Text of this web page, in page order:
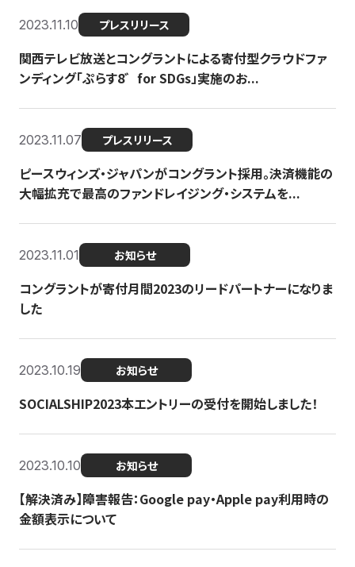
2023.11.10 プレスリリース
関西テレビ放送とコングラントによる寄付型クラウドファ
ンディング「ぷらす8゛for SDGs」実施のお...
2023.11.07 プレスリリース
ピースウィンズ・ジャパンがコングラント採用。決済機能の
大幅拡充で最高のファンドレイジング・システムを...
2023.11.01 お知らせ
コングラントが寄付月間2023のリードパートナーになりま
した
2023.10.19 お知らせ
SOCIALSHIP2023本エントリーの受付を開始しました！
2023.10.10 お知らせ
【解決済み】障害報告：Google pay・Apple pay利用時の
金額表示について